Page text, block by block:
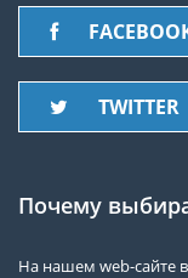
TWITTER
Почему
На нашем web-сайте